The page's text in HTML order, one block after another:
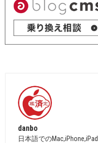
danbo
日本語での